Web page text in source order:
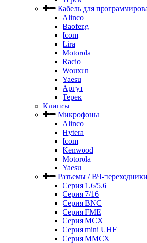
Кабель для
Alinco
Baofeng
Icom
Lira
Motorola
Racio
Wouxun
Yaesu
Аргут
Терек
Клипсы
Микрофоны
Alinco
Hytera
Icom
Kenwood
Motorola
Yaesu
Разъемы / ВЧ-переходники
Серия 1.6/5.6
Серия 7/16
Серия BNC
Серия FME
Серия MCX
Серия mini UHF
Серия MMCX